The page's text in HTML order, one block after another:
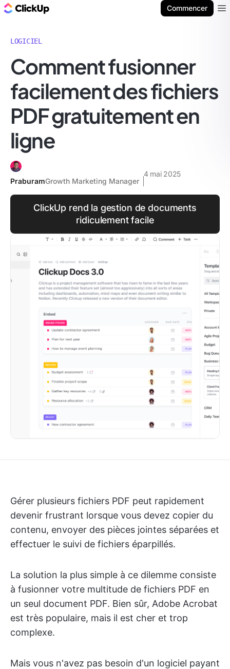
Commencer
LOGICIEL
Comment fusionner
facilement des fichiers
PDF gratuitement en
ligne
PraburamGrowth Marketing Manager
4 mai 2025
ClickUp rend la gestion de documents
ridiculement facile
Gérer plusieurs fichiers PDF peut rapidement
devenir frustrant lorsque vous devez copier du
contenu, envoyer des pièces jointes séparées et
effectuer le suivi de fichiers éparpillés.
La solution la plus simple à ce dilemme consiste
à fusionner votre multitude de fichiers PDF en
un seul document PDF. Bien sûr, Adobe Acrobat
est très populaire, mais il est cher et trop
complexe.
Mais vous n'avez pas besoin d'un logiciel payant